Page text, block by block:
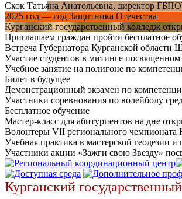
Скок Татьяна Анатольевна, директор
2025 год — год Защитника Отечества
Курганский государственный колледж
Приглашаем граждан пройти бесплатное
Встреча Губернатора Курганской
Участие студентов в митинге
Учебное занятие на полигоне по
Билет в будущее
Демонстрационный экзамен по
Участники соревнования по волейболу
Бесплатное обучение
Мастер-класс для абитуриентов на дне
Волонтеры VII регионального чемпионата
Учебная практика в мастерской геодезии
Участники акции «Зажги свою Звезду»
Курганский